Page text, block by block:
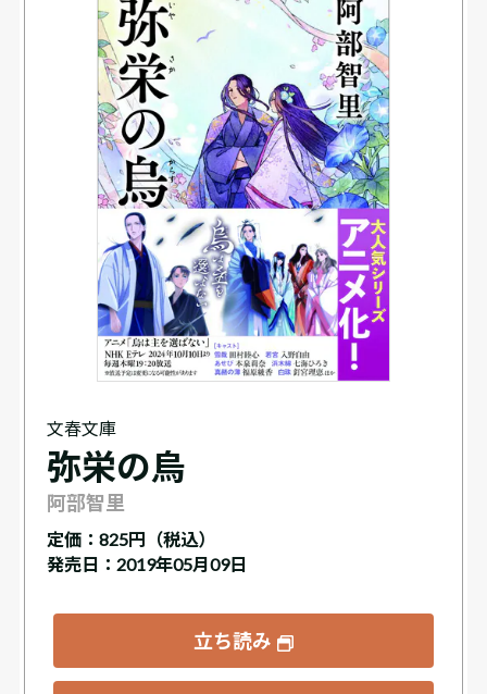
文春文庫
弥栄の烏
阿部智里
定価： 825円（税込）
発売日：2019年05月09日
立ち読み